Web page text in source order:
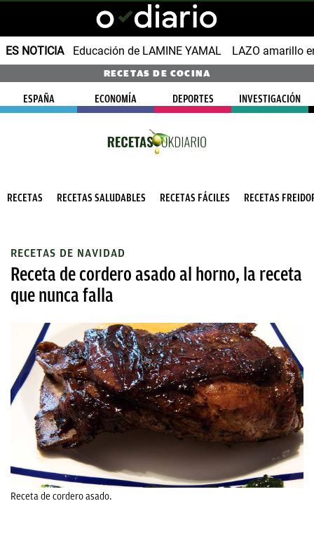
ES NOTICIA Educación de LAMINE YAMAL LAZO amarillo
RECETAS DE COCINA
ESPAÑA ECONOMÍA DEPORTES INVESTIGACIÓN
RECETAS RECETAS SALUDABLES RECETAS FÁCILES RECETAS
RECETAS DE NAVIDAD
Receta de cordero asado al horno, la receta
que nunca falla
Receta de cordero asado.